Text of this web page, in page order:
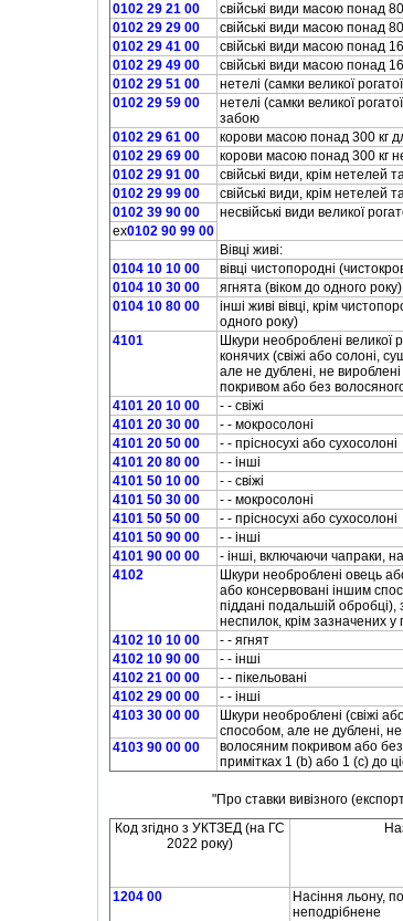
0102 29 21 00
свiйськi види масою понад
0102 29 29 00
свiйськi види масою понад
0102 29 41 00
свiйськi види масою понад
0102 29 49 00
свiйськi види масою понад
0102 29 51 00
нетелi (самки великої
0102 29 59 00
нетелi (самки великої
забою
0102 29 61 00 корови масою понад 300 кг
0102 29 69 00
корови масою понад 300 кг
0102 29 91 00
свiйськi види, крiм нетелей
0102 29 99 00
свiйськi види, крiм нетелей
0102 39 90 00
несвiйськi види великої
ex0102 90 99 00
Вiвцi живi:
0104 10 10 00
вiвцi чистопороднi
0104 10 30 00
ягнята (вiком до одного року)
0104 10 80 00
iншi живi вiвцi, крiм
одного року)
4101
Шкури необробленi великої
конячих (свiжi або солонi,
але не дубленi, не
покривом або без
4101 20 10 00
- - свiжi
4101 20 30 00
- - мокросолонi
4101 20 50 00
- - прiсносухi або сухосолонi
4101 20 80 00
- - iншi
4101 50 10 00
- - свiжi
4101 50 30 00
- - мокросолонi
4101 50 50 00
- - прiсносухi або сухосолонi
4101 50 90 00
- - iншi
4101 90 00 00
- iншi, включаючи чапраки,
4102
Шкури необробленi овець
або консервованi iншим
пiдданi подальшiй обробцi),
неспилок, крiм зазначених у
4102 10 10 00
- - ягнят
4102 10 90 00
- - iншi
4102 21 00 00
- - пiкельованi
4102 29 00 00
- - iншi
4103 30 00 00
Шкури необробленi (свiжi
способом, але не дубленi,
волосяним покривом або
примiтках 1 (b) або 1 (c) до
4103 90 00 00
"Про ставки вивiзного
Код згiдно з УКТЗЕД (на ГС
2022 року)
1204 00
Насiння льону,
неподрiбнене